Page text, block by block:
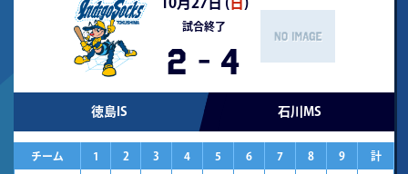
10月27日 (日 )
試合終了
2 - 4
徳島IS 石川MS
チーム 1 2 3 4 5 6 7 8 9 計